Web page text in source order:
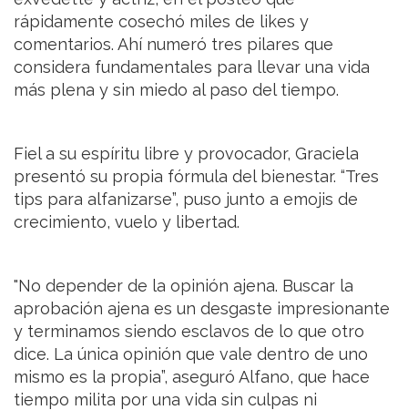
rápidamente cosechó miles de likes y
comentarios. Ahí numeró tres pilares que
considera fundamentales para llevar una vida
más plena y sin miedo al paso del tiempo.
Fiel a su espíritu libre y provocador, Graciela
presentó su propia fórmula del bienestar. “Tres
tips para alfanizarse”, puso junto a emojis de
crecimiento, vuelo y libertad.
"No depender de la opinión ajena. Buscar la
aprobación ajena es un desgaste impresionante
y terminamos siendo esclavos de lo que otro
dice. La única opinión que vale dentro de uno
mismo es la propia”, aseguró Alfano, que hace
tiempo milita por una vida sin culpas ni